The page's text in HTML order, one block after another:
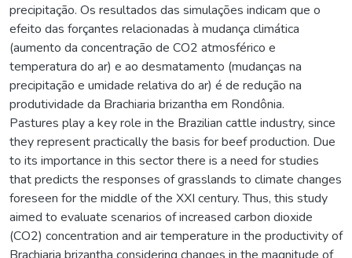
precipitação. Os resultados das simulações indicam que o
efeito das forçantes relacionadas à mudança climática
(aumento da concentração de CO2 atmosférico e
temperatura do ar) e ao desmatamento (mudanças na
precipitação e umidade relativa do ar) é de redução na
produtividade da Brachiaria brizantha em Rondônia.
Pastures play a key role in the Brazilian cattle industry, since
they represent practically the basis for beef production. Due
to its importance in this sector there is a need for studies
that predicts the responses of grasslands to climate changes
foreseen for the middle of the XXI century. Thus, this study
aimed to evaluate scenarios of increased carbon dioxide
(CO2) concentration and air temperature in the productivity of